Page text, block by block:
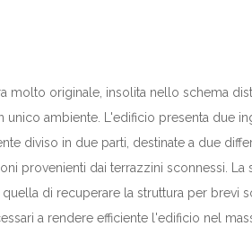
originale, insolita nello schema
ambiente. L'edificio presenta due
diviso in due parti, destinate a due
provenienti dai terrazzini sconnessi.
di recuperare la struttura per
a rendere efficiente l'edificio nel